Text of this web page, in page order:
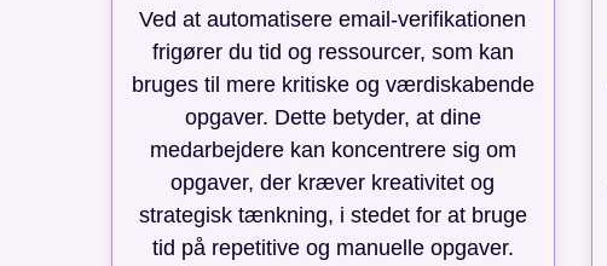
Ved at automatisere email-verifikationen
frigører du tid og ressourcer, som kan
bruges til mere kritiske og værdiskabende
opgaver. Dette betyder, at dine
medarbejdere kan koncentrere sig om
opgaver, der kræver kreativitet og
strategisk tænkning, i stedet for at bruge
tid på repetitive og manuelle opgaver.